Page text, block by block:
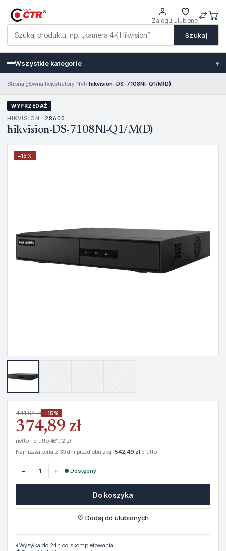
Szukaj
ZalogujUlubione
Wszystkie kategorie ▾
Strona główna›Rejestratory NVR›hikvision-DS-7108NI-Q1/M(D)
WYPRZEDAŻ
HIKVISION · 28600
hikvision-DS-7108NI-Q1/M(D)
−15%
441,04 zł −15%
374,89 zł
netto · brutto 461,12 zł
Najniższa cena z 30 dni przed obniżką: 542,49 złbrutto
− + ● Dostępny
Do koszyka
♡ Dodaj do ulubionych
◐ Wysyłka do 24h od skompletowania.